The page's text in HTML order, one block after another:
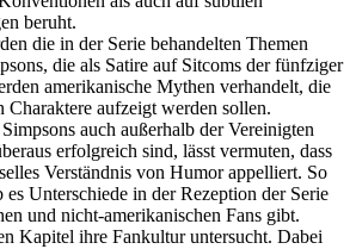
beruht.
die in der Serie behandelten Themen
die als Satire auf Sitcoms der fünfziger
amerikanische Mythen verhandelt, die
Charaktere aufzeigt werden sollen.
auch außerhalb der Vereinigten
erfolgreich sind, lässt vermuten, dass
Verständnis von Humor appelliert. So
es Unterschiede in der Rezeption der Serie
und nicht-amerikanischen Fans gibt.
Kapitel ihre Fankultur untersucht. Dabei